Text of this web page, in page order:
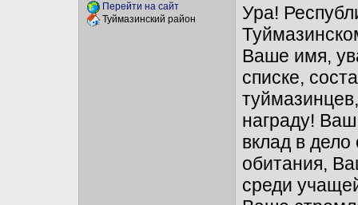
Перейти на сайт
Туймазинский район
Ура!
Ваше имя,
списке,
награду!
вклад в
обитания,
среди